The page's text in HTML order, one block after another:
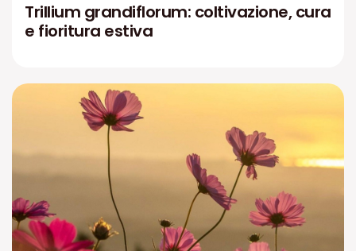
Trillium grandiflorum: coltivazione, cura
e fioritura estiva